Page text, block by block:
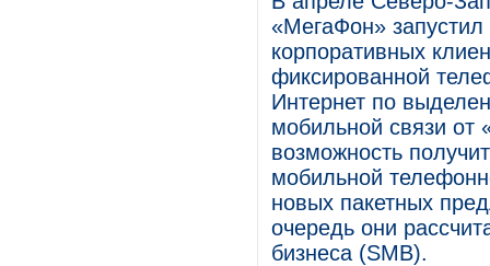
«МегаФон»
корпоративных
фиксированной
Интернет по
мобильной связи от
возможность
мобильной
новых пакетных
очередь они
бизнеса (SMB).